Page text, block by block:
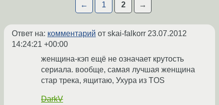
← 1 2 →
Ответ на: комментарий от skai-falkorr 23.07.2012
14:24:21 +00:00
женщина-кэп ещё не означает крутость
сериала. вообще, самая лучшая женщина
стар трека, ящитаю, Ухура из TOS
DarkV